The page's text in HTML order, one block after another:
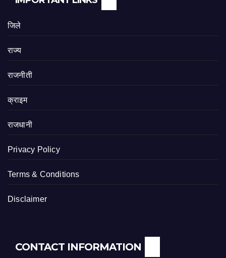
जिले
राज्य
राजनीती
क्राइम
राजधानी
Privacy Policy
Terms & Conditions
Disclaimer
CONTACT INFORMATION